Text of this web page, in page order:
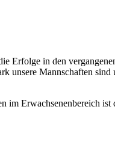
Erfolge in den
unsere Mannschaften
Erwachsenenbereich ist